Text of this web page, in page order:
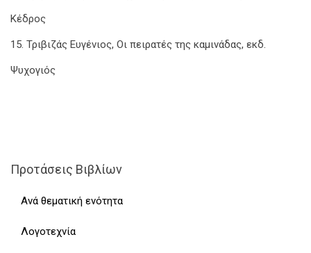
Κέδρος
15. Τριβιζάς Ευγένιος, Οι πειρατές της καμινάδας, εκδ.
Ψυχογιός
Προτάσεις Βιβλίων
Ανά θεματική ενότητα
Λογοτεχνία